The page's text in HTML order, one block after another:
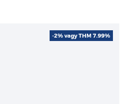
-2% vagy THM 7.99%